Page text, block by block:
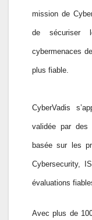
mission de
de sécuriser
cybermenaces
plus fiable.
CyberVadis
validée par des
basée sur les
Cybersecurity,
évaluations
Avec plus de